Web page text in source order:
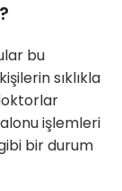
bu
sıklıkla
işlemleri
bir durum